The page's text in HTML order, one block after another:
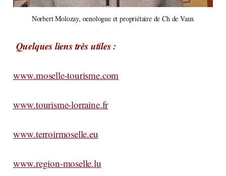
Norbert Molozay, oenologue et propriétaire de Ch de Vaux
Quelques liens très utiles :
www.moselle-tourisme.com
www.tourisme-lorraine.fr
www.terroirmoselle.eu
www.region-moselle.lu